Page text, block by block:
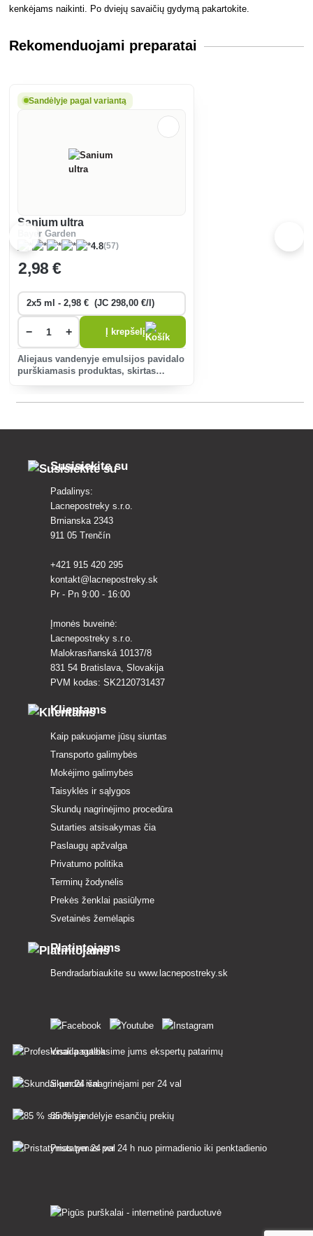
kenkėjams naikinti. Po dviejų savaičių gydymą pakartokite.
Rekomenduojami preparatai
Sandėlyje pagal variantą
Sanium ultra
Bayer Garden
4.8(57)
2,98 €
− + Į krepšelį
Aliejaus vandenyje emulsijos pavidalo
purškiamasis produktas, skirtas
Susisiekite su
Padalinys:
Lacnepostreky s.r.o.
Brnianska 2343
911 05 Trenčín
+421 915 420 295
kontakt@lacnepostreky.sk
Pr - Pn 9:00 - 16:00
Įmonės buveinė:
Lacnepostreky s.r.o.
Malokrasňanská 10137/8
831 54 Bratislava, Slovakija
PVM kodas: SK2120731437
Klientams
Kaip pakuojame jūsų siuntas
Transporto galimybės
Mokėjimo galimybės
Taisyklės ir sąlygos
Skundų nagrinėjimo procedūra
Sutarties atsisakymas čia
Paslaugų apžvalga
Privatumo politika
Terminų žodynėlis
Prekės ženklai pasiūlyme
Svetainės žemėlapis
Platintojams
Bendradarbiaukite su www.lacnepostreky.sk
Visada suteiksime jums ekspertų patarimų
Skundai išnagrinėjami per 24 val
85 % sandėlyje esančių prekių
Pristatymas per 24 h nuo pirmadienio iki penktadienio